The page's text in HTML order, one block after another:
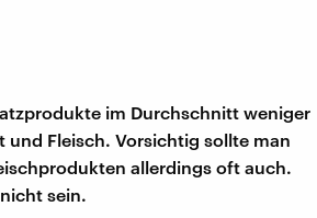
im Durchschnitt weniger
und Fleisch. Vorsichtig sollte man
allerdings oft auch.
sein.